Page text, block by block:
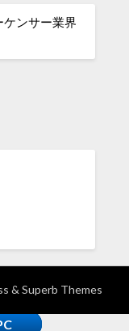
ケンサー業界
& Superb Themes